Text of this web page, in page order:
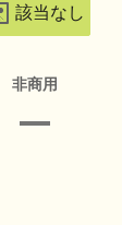
該当なし
非商用